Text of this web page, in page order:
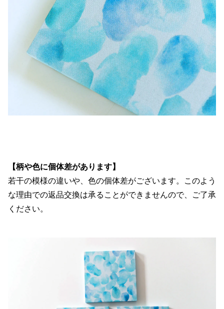
【柄や色に個体差があります】
若干の模様の違いや、色の個体差がございます。このよう
な理由での返品交換は承ることができませんので、ご了承
ください。